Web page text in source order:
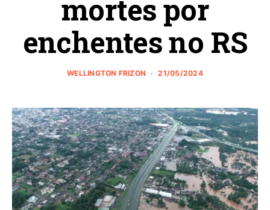
mortes por
enchentes no RS
WELLINGTON FRIZON 21/05/2024